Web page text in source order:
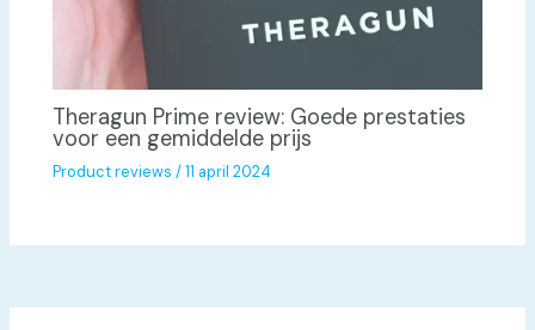
Theragun Prime review: Goede prestaties
voor een gemiddelde prijs
Product reviews /11 april 2024